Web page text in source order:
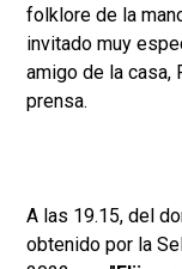
folklore de la
invitado muy
amigo de la casa,
prensa.
A las 19.15, del
obtenido por la